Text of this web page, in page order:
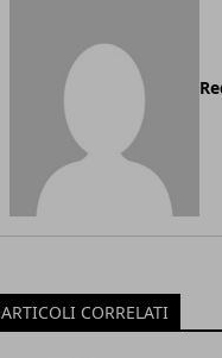
ARTICOLI CORRELATI